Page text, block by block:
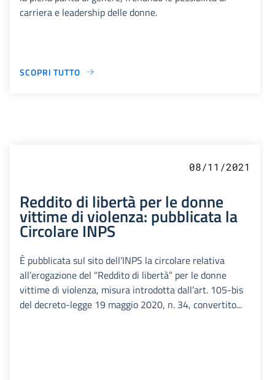
carriera e leadership delle donne.
SCOPRI TUTTO
08/11/2021
Reddito di libertà per le donne
vittime di violenza: pubblicata la
Circolare INPS
È pubblicata sul sito dell’INPS la circolare relativa
all’erogazione del “Reddito di libertà” per le donne
vittime di violenza, misura introdotta dall’art. 105-bis
del decreto-legge 19 maggio 2020, n. 34, convertito...